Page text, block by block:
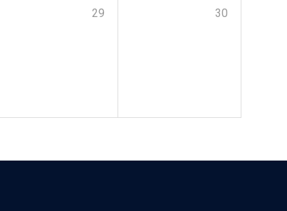
29 30